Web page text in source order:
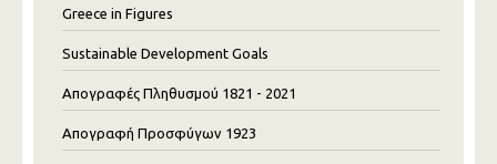
Greece in Figures
Sustainable Development Goals
Απογραφές Πληθυσμού 1821 - 2021
Απογραφή Προσφύγων 1923